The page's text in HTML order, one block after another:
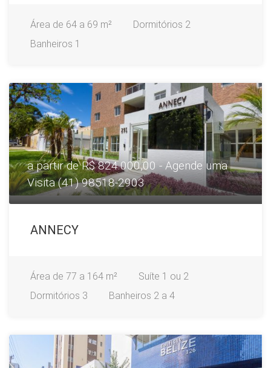
Área de 64 a 69 m² Dormitórios 2
Banheiros 1
a partir de R$ 824.000,00 - Agende uma
Visita (41) 98518-2903
ANNECY
Área de 77 a 164 m² Suíte 1 ou 2
Dormitórios 3 Banheiros 2 a 4